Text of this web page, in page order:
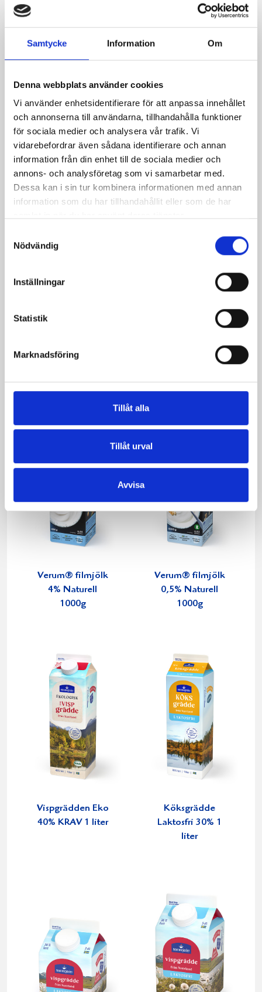
Samtycke Information Om
Denna webbplats använder cookies
Vi använder enhetsidentifierare för att anpassa innehållet
och annonserna till användarna, tillhandahålla funktioner
för sociala medier och analysera vår trafik. Vi
vidarebefordrar även sådana identifierare och annan
information från din enhet till de sociala medier och
annons- och analysföretag som vi samarbetar med.
Dessa kan i sin tur kombinera informationen med annan
information som du har tillhandahållit eller som de har
Nödvändig
Inställningar
Statistik
Marknadsföring
Tillåt alla
Tillåt urval
Avvisa
1,5% laktosfri 3dl
Päronfil 2,7%
Skogsbärsfil 2,7%
Verum® filmjölk
4% Naturell
1000g
Verum® filmjölk
0,5% Naturell
1000g
Vispgrädden Eko
40% KRAV 1 liter
Köksgrädde
Laktosfri 30% 1
liter